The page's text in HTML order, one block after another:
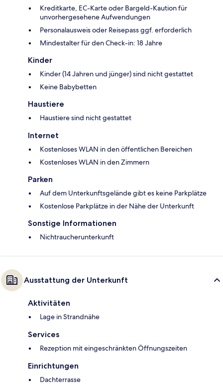
Kreditkarte, EC-Karte oder Bargeld-Kaution für
unvorhergesehene Aufwendungen
Personalausweis oder Reisepass ggf. erforderlich
Mindestalter für den Check-in: 18 Jahre
Kinder
Kinder (14 Jahren und jünger) sind nicht gestattet
Keine Babybetten
Haustiere
Haustiere sind nicht gestattet
Internet
Kostenloses WLAN in den öffentlichen Bereichen
Kostenloses WLAN in den Zimmern
Parken
Auf dem Unterkunftsgelände gibt es keine Parkplätze
Kostenlose Parkplätze in der Nähe der Unterkunft
Sonstige Informationen
Nichtraucherunterkunft
Ausstattung der Unterkunft
Aktivitäten
Lage in Strandnähe
Services
Rezeption mit eingeschränkten Öffnungszeiten
Einrichtungen
Dachterrasse